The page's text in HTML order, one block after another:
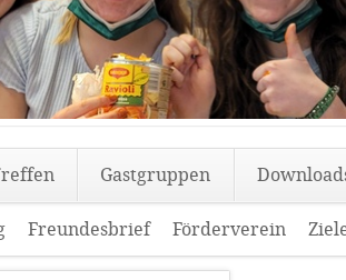
Gastgruppen
Freundesbrief Förderverein